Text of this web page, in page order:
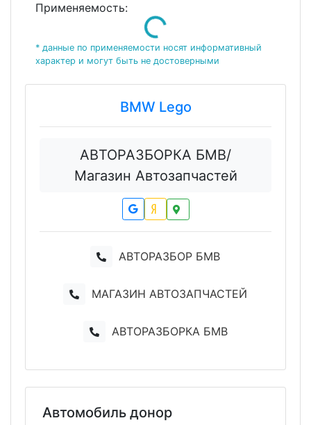
Применяемость:
Loading...
* данные по применяемости носят информативный
характер и могут быть не достоверными
BMW Lego
АВТОРАЗБОРКА БМВ/
Магазин Автозапчастей
АВТОРАЗБОР БМВ
МАГАЗИН АВТОЗАПЧАСТЕЙ
АВТОРАЗБОРКА БМВ
Автомобиль донор